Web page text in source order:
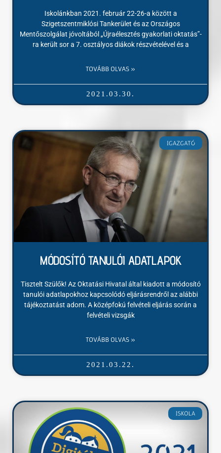
Iskolánkban 2021. február 22-26-a között a
Szigetszentmiklósi Tankerület és az Országos
Mentőszolgálat jóvoltából „Újraélesztés gyakorlati oktatás”-
ra került sor a 7. osztályos diákok részvételével és a
TOVÁBB OLVAS »
2021.03.30.
IGAZGATÓ
MÓDOSÍTÓ TANULÓI ADATLAPOK
Tisztelt Szülők! Az Oktatási Hivatal által kiadott a módosító
tanulói adatlapokhoz kapcsolódó eljárásrendről az alábbi
tájékoztatást adom. A középfokú felvételi eljárás során a
felvételi vizsgák
TOVÁBB OLVAS »
2021.03.22.
ISKOLA